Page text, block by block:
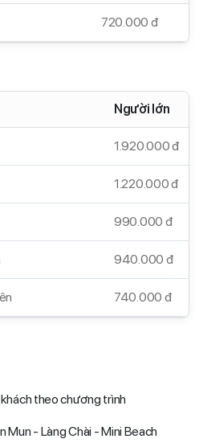
720.000 đ
Người lớn
1.920.000 đ
1.220.000 đ
990.000 đ
940.000 đ
740.000 đ
theo chương trình
Mun - Làng Chài - Mini Beach